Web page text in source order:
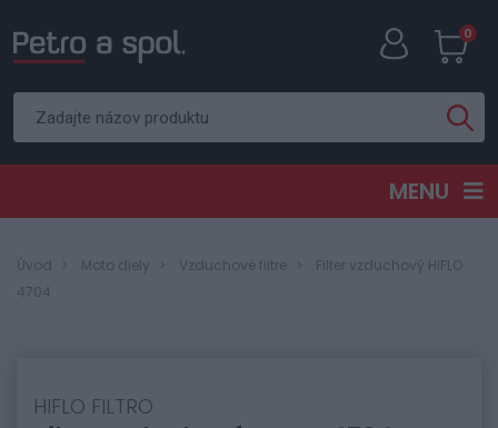
0
MENU
Úvod Moto diely Vzduchové filtre
Filter vzduchový HIFLO
4704
HIFLO FILTRO